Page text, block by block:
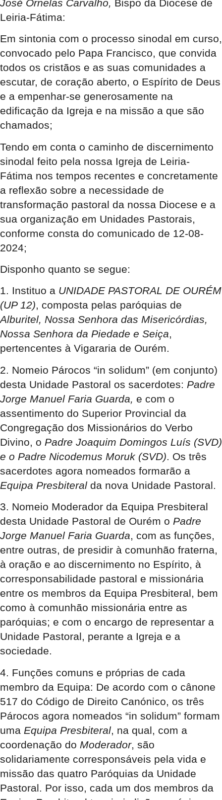
José Ornelas Carvalho, Bispo da Diocese de
Leiria-Fátima:
Em sintonia com o processo sinodal em curso,
convocado pelo Papa Francisco, que convida
todos os cristãos e as suas comunidades a
escutar, de coração aberto, o Espírito de Deus
e a empenhar-se generosamente na
edificação da Igreja e na missão a que são
chamados;
Tendo em conta o caminho de discernimento
sinodal feito pela nossa Igreja de Leiria-
Fátima nos tempos recentes e concretamente
a reflexão sobre a necessidade de
transformação pastoral da nossa Diocese e a
sua organização em Unidades Pastorais,
conforme consta do comunicado de 12-08-
2024;
Disponho quanto se segue:
1. Instituo a UNIDADE PASTORAL DE OURÉM
(UP 12), composta pelas paróquias de
Alburitel, Nossa Senhora das Misericórdias,
Nossa Senhora da Piedade e Seiça,
pertencentes à Vigararia de Ourém.
2. Nomeio Párocos “in solidum” (em conjunto)
desta Unidade Pastoral os sacerdotes: Padre
Jorge Manuel Faria Guarda, e com o
assentimento do Superior Provincial da
Congregação dos Missionários do Verbo
Divino, o Padre Joaquim Domingos Luís (SVD)
e o Padre Nicodemus Moruk (SVD). Os três
sacerdotes agora nomeados formarão a
Equipa Presbiteral da nova Unidade Pastoral.
3. Nomeio Moderador da Equipa Presbiteral
desta Unidade Pastoral de Ourém o Padre
Jorge Manuel Faria Guarda, com as funções,
entre outras, de presidir à comunhão fraterna,
à oração e ao discernimento no Espírito, à
corresponsabilidade pastoral e missionária
entre os membros da Equipa Presbiteral, bem
como à comunhão missionária entre as
paróquias; e com o encargo de representar a
Unidade Pastoral, perante a Igreja e a
sociedade.
4. Funções comuns e próprias de cada
membro da Equipa: De acordo com o cânone
517 do Código de Direito Canónico, os três
Párocos agora nomeados “in solidum” formam
uma Equipa Presbiteral , na qual, com a
coordenação do Moderador, são
solidariamente corresponsáveis pela vida e
missão das quatro Paróquias da Unidade
Pastoral. Por isso, cada um dos membros da